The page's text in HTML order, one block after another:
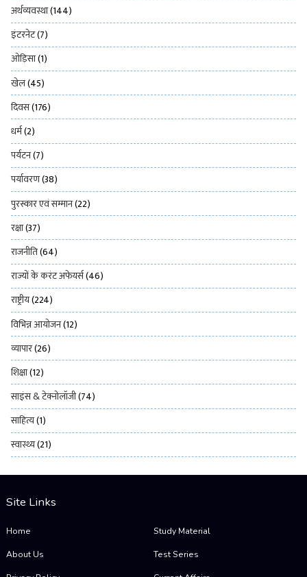
अर्थव्यवस्था(144)
इंटरनेट(7)
ओड़िसा(1)
खेल(45)
दिवस(176)
धर्म(2)
पर्यटन(7)
पर्यावरण(38)
पुरस्कार एवं सम्मान(22)
रक्षा(37)
राजनीति(64)
राज्यों के करंट अफेयर्स(46)
राष्ट्रीय(224)
विभिन्न आयोजन(12)
व्यापार(26)
शिक्षा(12)
साइंस & टेक्नोलॉजी(74)
साहित्य(1)
स्वास्थ्य(21)
Site Links
Home
About Us
Study Material
Test Series